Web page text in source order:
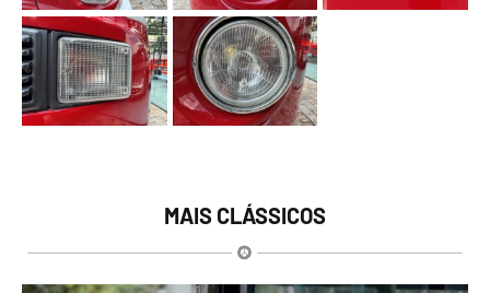
MAIS CLÁSSICOS